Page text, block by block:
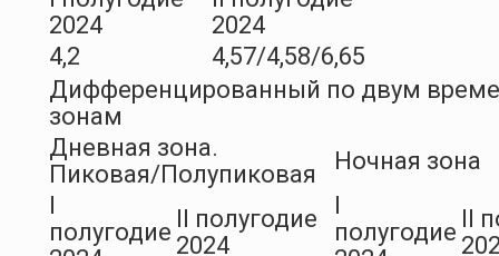
2024
2024
4,2
4,57/4,58/6,65
Дифференцированный по двум
зонам
Дневная зона.
Пиковая/Полупиковая
Ночная зона
полугодие
II полугодие
2024
полугодие
II